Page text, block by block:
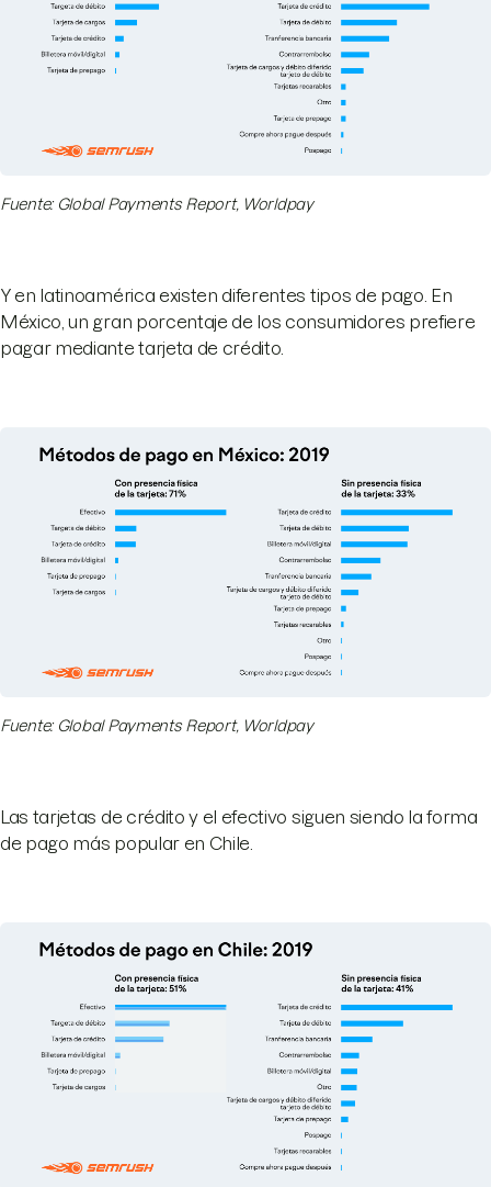
Fuente: Global Payments Report, Worldpay
Y en latinoamérica existen diferentes tipos de pago. En
México, un gran porcentaje de los consumidores prefiere
pagar mediante tarjeta de crédito.
Fuente: Global Payments Report, Worldpay
Las tarjetas de crédito y el efectivo siguen siendo la forma
de pago más popular en Chile.